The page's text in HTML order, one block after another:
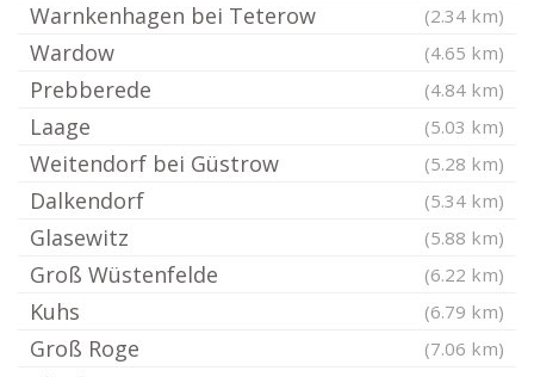
Warnkenhagen bei Teterow (2.34 km)
Wardow (4.65 km)
Prebberede (4.84 km)
Laage (5.03 km)
Weitendorf bei Güstrow (5.28 km)
Dalkendorf (5.34 km)
Glasewitz (5.88 km)
Groß Wüstenfelde (6.22 km)
Kuhs (6.79 km)
Groß Roge (7.06 km)